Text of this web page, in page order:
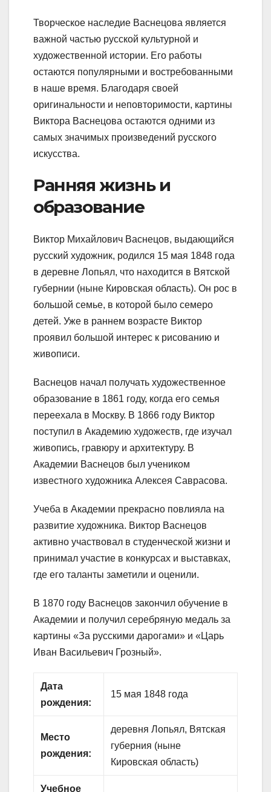
Творческое наследие Васнецова является
важной частью русской культурной и
художественной истории. Его работы
остаются популярными и востребованными
в наше время. Благодаря своей
оригинальности и неповторимости, картины
Виктора Васнецова остаются одними из
самых значимых произведений русского
искусства.
Ранняя жизнь и
образование
Виктор Михайлович Васнецов, выдающийся
русский художник, родился 15 мая 1848 года
в деревне Лопьял, что находится в Вятской
губернии (ныне Кировская область). Он рос в
большой семье, в которой было семеро
детей. Уже в раннем возрасте Виктор
проявил большой интерес к рисованию и
живописи.
Васнецов начал получать художественное
образование в 1861 году, когда его семья
переехала в Москву. В 1866 году Виктор
поступил в Академию художеств, где изучал
живопись, гравюру и архитектуру. В
Академии Васнецов был учеником
известного художника Алексея Саврасова.
Учеба в Академии прекрасно повлияла на
развитие художника. Виктор Васнецов
активно участвовал в студенческой жизни и
принимал участие в конкурсах и выставках,
где его таланты заметили и оценили.
В 1870 году Васнецов закончил обучение в
Академии и получил серебряную медаль за
картины «За русскими дарогами» и «Царь
Иван Васильевич Грозный».
Дата
рождения:
15 мая 1848 года
Место
рождения:
деревня Лопьял, Вятская
губерния (ныне
Кировская область)
Учебное